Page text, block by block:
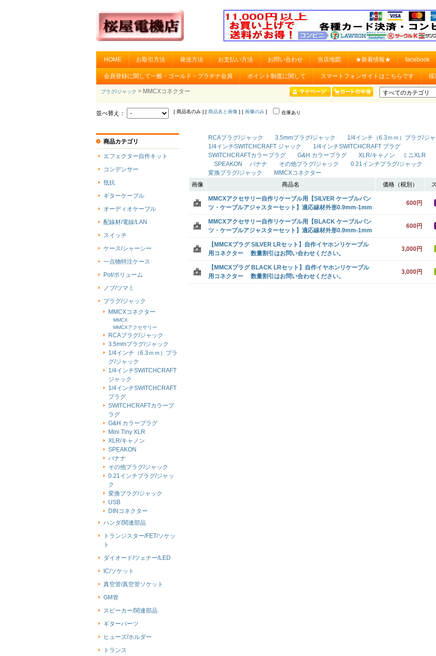
HOME お取引方法 発送方法 お支払い方法 お問い合わせ 当店地図 ★新着情報★ facebook
会員登録に関して一般・ゴールド・プラチナ会員 ポイント制度に関して スマートフォンサイトはこちらです 採
プラグ/ジャック > MMCXコネクター
並べ替え： [ 商品名のみ ] [ 商品名と画像 ] [ 画像のみ ] 在庫あり
RCAプラグ/ジャック 3.5mmプラグ/ジャック
1/4インチ（6.3ｍｍ）プラグ/ジャ
1/4インチSWITCHCRAFT ジャック
1/4インチSWITCHCRAFT プラグ
SWITCHCRAFTカラープラグ
G&H カラープラグ XLR/キャノン
ミニXLR
SPEAKON
バナナ その他プラグ/ジャック
0.21インチプラグ/ジャック
変換プラグ/ジャック
MMCXコネクター
画像
商品名 価格（税別）
MMCXアクセサリー自作リケーブル用【SILVER ケーブルパン
ツ・ケーブルアジャスターセット】適応線材外形0.9mm-1mm
600円
MMCXアクセサリー自作リケーブル用【BLACK ケーブルパン
ツ・ケーブルアジャスターセット】適応線材外形0.9mm-1mm
600円
【MMCXプラグ SILVER LRセット】自作イヤホンリケーブル
用コネクター 数量割引はお問い合わせください。
3,000円
【MMCXプラグ BLACK LRセット】自作イヤホンリケーブル
用コネクター 数量割引はお問い合わせください。
3,000円
商品カテゴリ
エフェクター自作キット
コンデンサー
抵抗
ギターケーブル
オーディオケーブル
配線材/電線/LAN
スイッチ
ケース/シャーシー
一点物特注ケース
Pot/ボリューム
ノブ/ツマミ
プラグ/ジャック
MMCXコネクター
MMCX
MMCXアクセサリー
RCAプラグ/ジャック
3.5mmプラグ/ジャック
1/4インチ（6.3ｍｍ）プラ
グ/ジャック
1/4インチSWITCHCRAFT
ジャック
1/4インチSWITCHCRAFT
プラグ
SWITCHCRAFTカラープ
ラグ
G&H カラープラグ
Mini Tiny XLR
XLR/キャノン
SPEAKON
バナナ
その他プラグ/ジャック
0.21インチプラグ/ジャッ
ク
変換プラグ/ジャック
USB
DINコネクター
ハンダ/関連部品
トランジスター/FET/ソケッ
ト
ダイオード/ツェナー/LED
IC/ソケット
真空管/真空管ソケット
GM管
スピーカー/関連部品
ギターパーツ
ヒューズ/ホルダー
トランス